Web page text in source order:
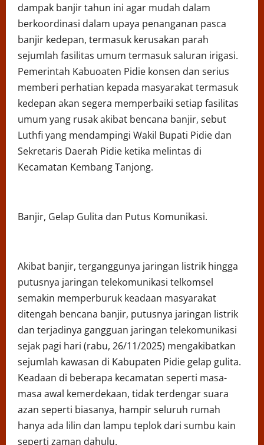
dampak banjir tahun ini agar mudah dalam
berkoordinasi dalam upaya penanganan pasca
banjir kedepan, termasuk kerusakan parah
sejumlah fasilitas umum termasuk saluran irigasi.
Pemerintah Kabuoaten Pidie konsen dan serius
memberi perhatian kepada masyarakat termasuk
kedepan akan segera memperbaiki setiap fasilitas
umum yang rusak akibat bencana banjir, sebut
Luthfi yang mendampingi Wakil Bupati Pidie dan
Sekretaris Daerah Pidie ketika melintas di
Kecamatan Kembang Tanjong.
Banjir, Gelap Gulita dan Putus Komunikasi.
Akibat banjir, terganggunya jaringan listrik hingga
putusnya jaringan telekomunikasi telkomsel
semakin memperburuk keadaan masyarakat
ditengah bencana banjir, putusnya jaringan listrik
dan terjadinya gangguan jaringan telekomunikasi
sejak pagi hari (rabu, 26/11/2025) mengakibatkan
sejumlah kawasan di Kabupaten Pidie gelap gulita.
Keadaan di beberapa kecamatan seperti masa-
masa awal kemerdekaan, tidak terdengar suara
azan seperti biasanya, hampir seluruh rumah
hanya ada lilin dan lampu teplok dari sumbu kain
seperti zaman dahulu.